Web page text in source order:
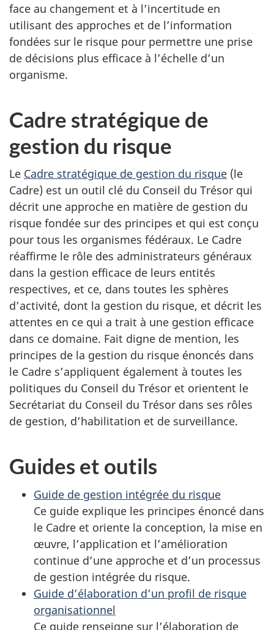
face au changement et à l’incertitude en
utilisant des approches et de l’information
fondées sur le risque pour permettre une prise
de décisions plus efficace à l’échelle d’un
organisme.
Cadre stratégique de
gestion du risque
Le Cadre stratégique de gestion du risque (le
Cadre) est un outil clé du Conseil du Trésor qui
décrit une approche en matière de gestion du
risque fondée sur des principes et qui est conçu
pour tous les organismes fédéraux. Le Cadre
réaffirme le rôle des administrateurs généraux
dans la gestion efficace de leurs entités
respectives, et ce, dans toutes les sphères
d’activité, dont la gestion du risque, et décrit les
attentes en ce qui a trait à une gestion efficace
dans ce domaine. Fait digne de mention, les
principes de la gestion du risque énoncés dans
le Cadre s’appliquent également à toutes les
politiques du Conseil du Trésor et orientent le
Secrétariat du Conseil du Trésor dans ses rôles
de gestion, d’habilitation et de surveillance.
Guides et outils
Guide de gestion intégrée du risque
Ce guide explique les principes énoncé dans
le Cadre et oriente la conception, la mise en
œuvre, l’application et l’amélioration
continue d’une approche et d’un processus
de gestion intégrée du risque.
Guide d’élaboration d’un profil de risque
organisationnel
Ce guide renseigne sur l’élaboration de